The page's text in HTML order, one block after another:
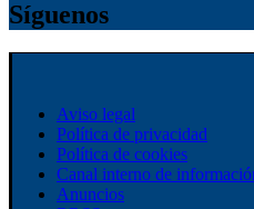
Síguenos
Aviso legal
Política de privacidad
Política de cookies
Canal interno de
Anuncios